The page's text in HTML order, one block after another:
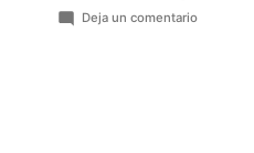
Deja un comentario